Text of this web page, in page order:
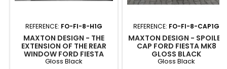
REFERENCE: FO-FI-8-H1G
MAXTON DESIGN - THE
EXTENSION OF THE REAR
WINDOW FORD FIESTA
STANDARD/ ST-LINE/ ST
Gloss Black
REFERENCE: FO-FI-8-CAP1G
MAXTON DESIGN - SPOILER
CAP FORD FIESTA MK8
GLOSS BLACK
Gloss Black